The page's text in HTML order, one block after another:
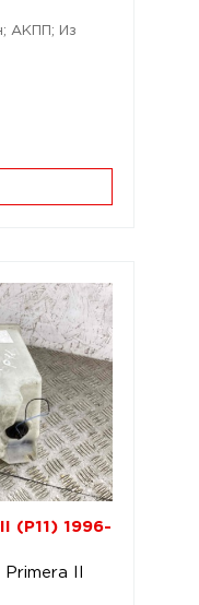
АКПП; Из
(P11) 1996-
II